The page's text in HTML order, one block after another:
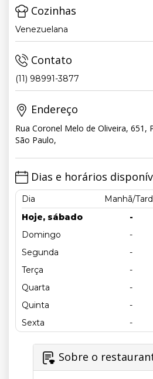
Cozinhas
Venezuelana
Contato
(11) 98991-3877
Endereço
Rua Coronel Melo de Oliveira, 651,
São Paulo,
Dias e horários
Dia Manhã/
Hoje, sábado
-
Domingo
-
Segunda
-
Terça
-
Quarta
-
Quinta
-
Sexta
-
Sobre o